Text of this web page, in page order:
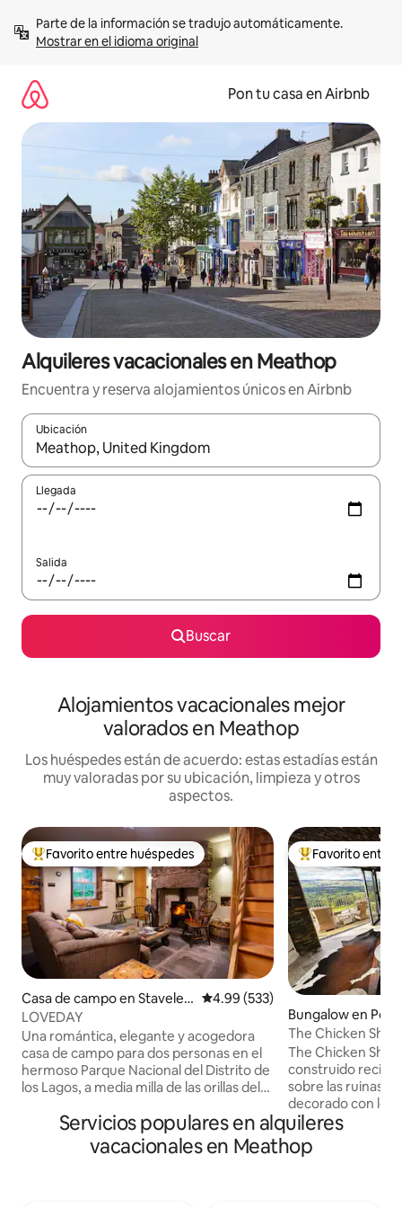
contenidoMostrar en el idioma original
Pon tu casa en Airbnb
Alquileres vacacionales en Meathop
Encuentra y reserva alojamientos únicos en Airbnb
Ubicación
Cuando los resultados estén disponibles, navega con las
Llegada
Salida
Buscar
Alojamientos vacacionales mejor
valorados en Meathop
Los huéspedes están de acuerdo: estas estadías están
muy valoradas por su ubicación, limpieza y otros
aspectos.
Favorito entre huéspedes preferido
Favorito entre huéspedes
Casa de campo en Staveley
-in-Cartmel
Calificación promedio: 4.99 de
4.99 (533)
LOVEDAY
Una romántica, elegante y acogedora
casa de campo para dos personas en el
hermoso Parque Nacional del Distrito de
los Lagos, a media milla de las orillas del
coche de la salida 36 de la M6. Se
admiten perros. Nuestra casa de campo
de 250 años cuenta con una moderna
Favorito entre
Favorito entre
Bungalow en
The Chicken
The Chicken
construido
sobre las ruinas
decorado con los
de elegancia
ubicación única,
valle del Ribble de
Servicios populares en alquileres
vacacionales en Meathop